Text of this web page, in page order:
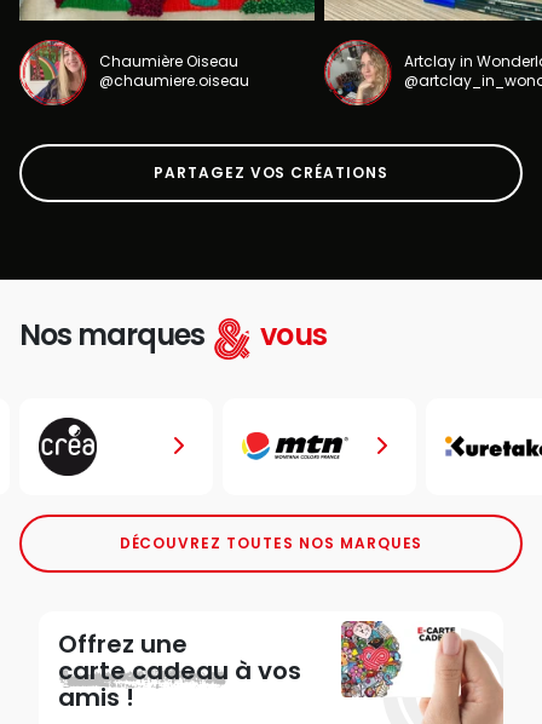
Chaumière Oiseau
@chaumiere.oiseau
Artclay in
PARTAGEZ VOS CRÉATIONS
Nos marques vous
DÉCOUVREZ TOUTES NOS MARQUES
Offrez une
carte cadeau à vos
amis !